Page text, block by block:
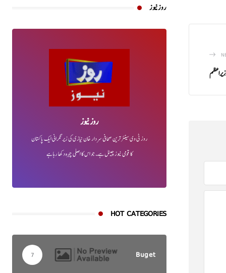
روز نیوز
روز نیوز
روز ٹی وی سینئر ترین صحافی سردار خان نیازی کی زیر نگرانی ایک پاکستان
کا قومی نیوز چینل ہے۔ جو اس کا اصلی چہرہ دکھا رہا ہے
HOT CATEGORIES
Buget
7